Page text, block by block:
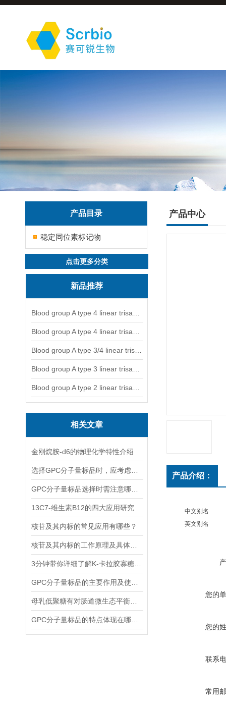
产品目录
稳定同位素标记物
点击更多分类
新品推荐
相关文章
金刚烷胺-d6的物理化学特性介绍
13C7-维生素B12的四大应用研究
核苷及其内标的常见应用有哪些？
产品中心
产品介绍：
中文别名
英文别名
您的
您的
联系
常用